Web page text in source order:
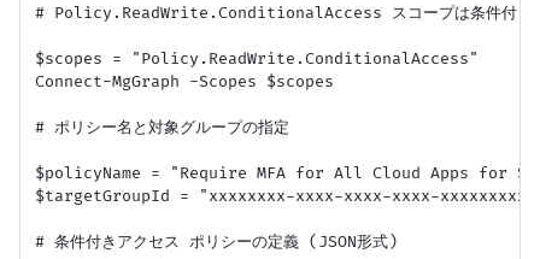
# Policy.ReadWrite.ConditionalAccess スコープは条件付きア
$scopes = "Policy.ReadWrite.ConditionalAccess"
Connect-MgGraph -Scopes $scopes
# ポリシー名と対象グループの指定
$policyName = "Require MFA for All Cloud Apps for
$targetGroupId = "xxxxxxxx-xxxx-xxxx-xxxx-xxxxxxxxxxxx"
# 条件付きアクセス ポリシーの定義 (JSON形式)